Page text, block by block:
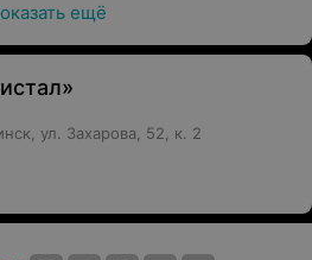
ещё
ул. Захарова, 52, к. 2